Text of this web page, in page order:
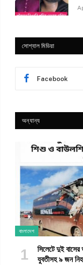
সোশ্যাল মিডিয়া
Facebook
অন্যান্য
বাংলাদেশ
সিলেটে দুই বাসের
যুবতীসহ ৯ জন